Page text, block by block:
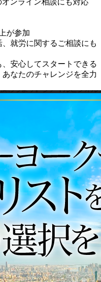
ンライン相談にも対応
が参加
、就労に関するご相談にも
安心してスタートできる
なたのチャレンジを全力